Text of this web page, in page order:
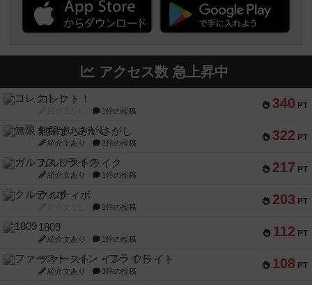
アクセス数 急上昇中
340 PT
コレクト！
1件の投稿
322 PT
無限まちがいさがし
紹介文あり 2件の投稿
217 PT
ガルフストライク
紹介文あり 1件の投稿
203 PT
クルティボ
1件の投稿
112 PT
1809
紹介文あり 1件の投稿
108 PT
ファースト・イン・フライト
紹介文あり 3件の投稿